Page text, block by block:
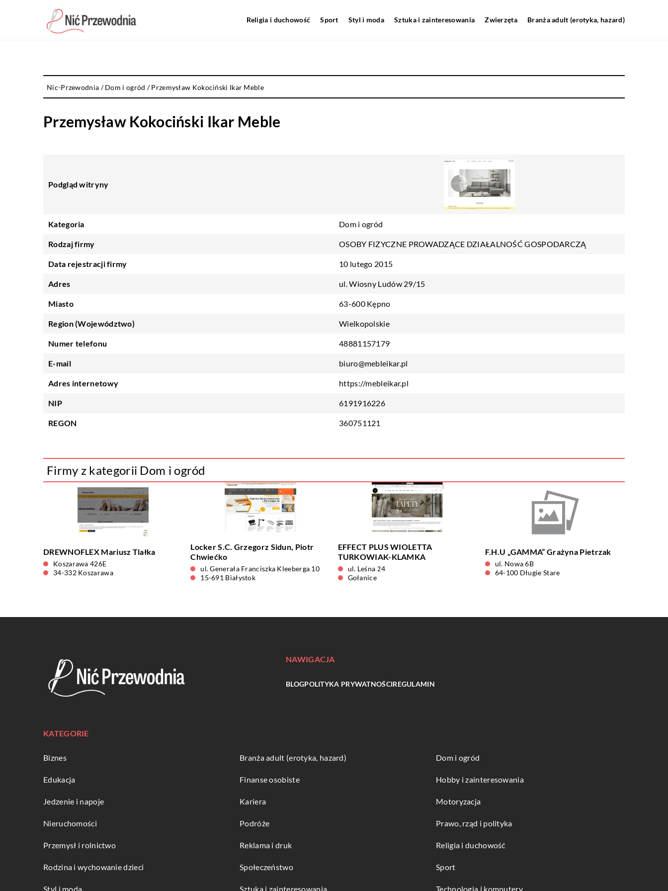
Religia i duchowość Sport Styl i moda Sztuka i zainteresowania Zwierzęta Branża adult (erotyka, hazard)
Nic-Przewodnia /Dom i ogród /Przemysław Kokociński Ikar Meble
Przemysław Kokociński Ikar Meble
Podgląd witryny
Kategoria Dom i ogród
Rodzaj firmy OSOBY FIZYCZNE PROWADZĄCE DZIAŁALNOŚĆ GOSPODARCZĄ
Data rejestracji firmy 10 lutego 2015
Adres ul. Wiosny Ludów 29/15
Miasto 63-600 Kępno
Region (Województwo) Wielkopolskie
Numer telefonu 48881157179
E-mail biuro@mebleikar.pl
Adres internetowy https://mebleikar.pl
NIP 6191916226
REGON 360751121
Firmy z kategorii Dom i ogród
DREWNOFLEX Mariusz Tlałka
Koszarawa 426E
34-332 Koszarawa
Locker S.C. Grzegorz Sidun, Piotr
Chwiećko
ul. Generała Franciszka Kleeberga 10
15-691 Białystok
EFFECT PLUS WIOLETTA
TURKOWIAK-KLAMKA
ul. Leśna 24
Gołanice
F.H.U „GAMMA” Grażyna Pietrzak
ul. Nowa 6B
64-100 Długie Stare
NAWIGACJA
BLOGPOLITYKA PRYWATNOŚCIREGULAMIN
KATEGORIE
Biznes Branża adult (erotyka, hazard) Dom i ogród
Edukacja Finanse osobiste Hobby i zainteresowania
Jedzenie i napoje Kariera Motoryzacja
Nieruchomości Podróże Prawo, rząd i polityka
Przemysł i rolnictwo Reklama i druk Religia i duchowość
Rodzina i wychowanie dzieci Społeczeństwo Sport
Styl i moda Sztuka i zainteresowania Technologia i komputery